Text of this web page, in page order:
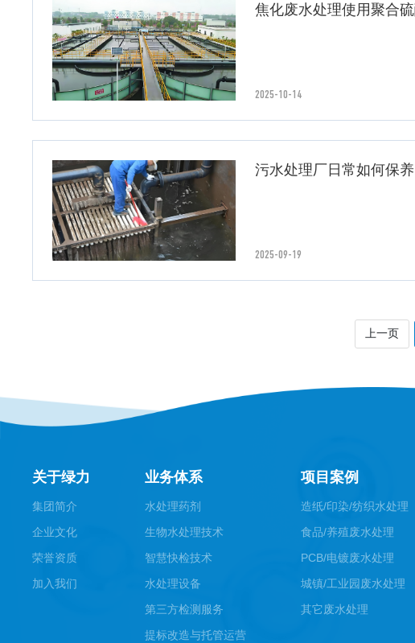
焦化废水处理使用聚合
2025-10-14
污水处理厂日常如何保
2025-09-19
上一页
关于绿力
集团简介
企业文化
荣誉资质
加入我们
业务体系
水处理药剂
生物水处理技术
智慧快检技术
水处理设备
第三方检测服务
提标改造与托管运营
项目案例
造纸/印染/纺织水处理
食品/养殖废水处理
PCB/电镀废水处理
城镇/工业园废水处理
其它废水处理